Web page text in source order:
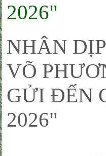
2026"
NHÂN
VÕ
GỬI ĐẾN
2026"